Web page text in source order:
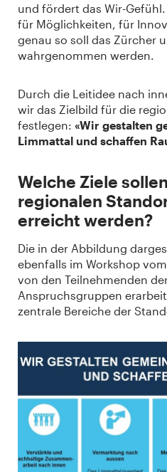
und fördert das Wir-
für Möglichkeiten, für
genau so soll das Zürcher
wahrgenommen werden.
Durch die Leitidee nach
wir das Zielbild für die
festlegen: «Wir gestalten
Limmattal und schaffen
Welche Ziele
regionalen
erreicht werden?
Die in der Abbildung
ebenfalls im Workshop
von den Teilnehmenden
Anspruchsgruppen
zentrale Bereiche der